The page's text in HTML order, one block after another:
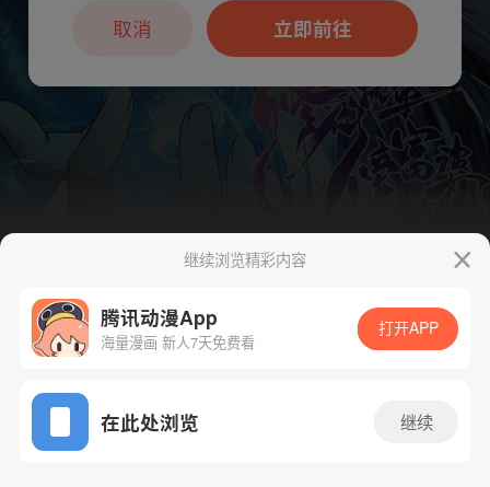
App免费看
继续浏览精彩内容
腾讯动漫App
海量漫画 新人7天免费看
打开APP
在此处浏览 继续
户7天免费看立即前往
取消